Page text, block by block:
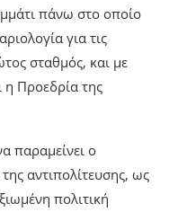
πάνω στο οποίο
για τις
σταθμός, και με
η Προεδρία της
παραμείνει ο
αντιπολίτευσης, ως
πολιτική